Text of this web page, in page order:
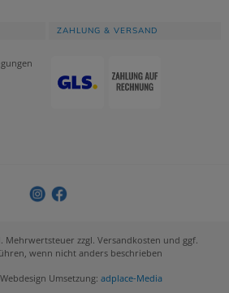
ZAHLUNG & VERSAND
Mehrwertsteuer zzgl. Versandkosten und ggf.
wenn nicht anders beschrieben
Umsetzung: adplace-Media